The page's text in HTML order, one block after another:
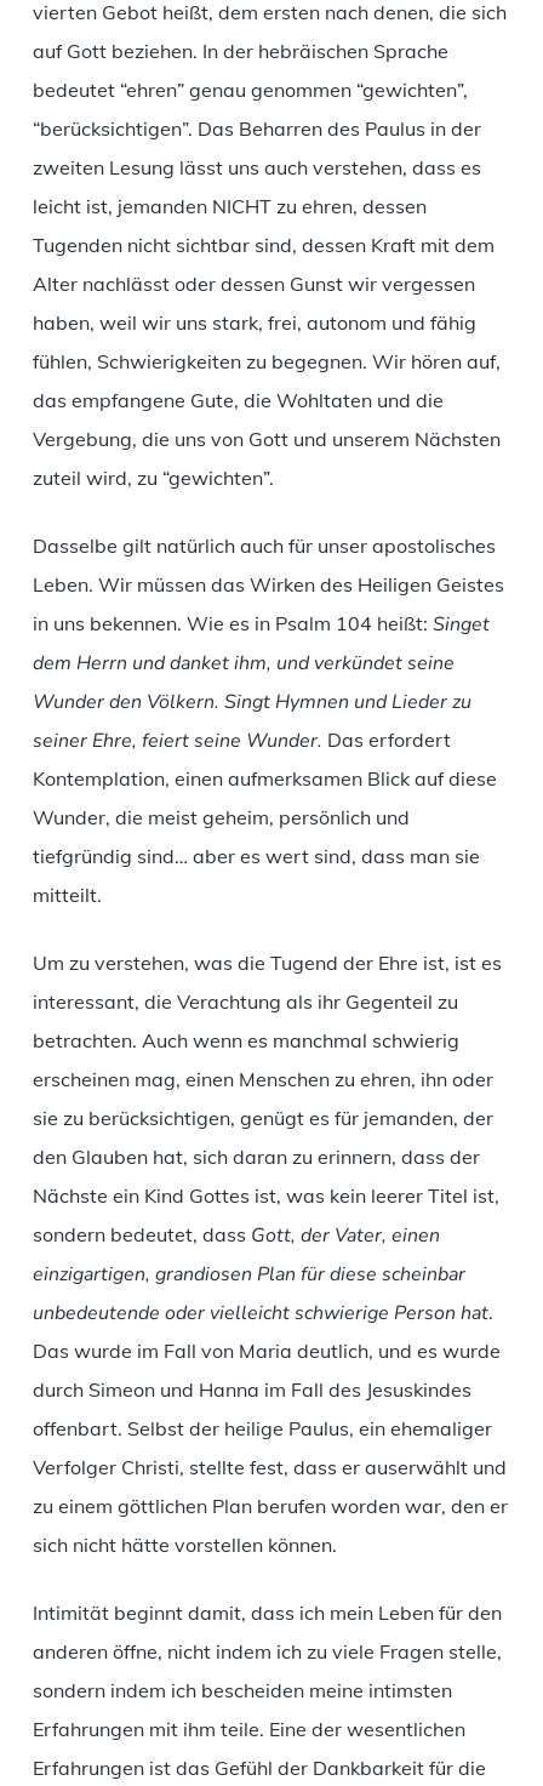
vierten Gebot heißt, dem ersten nach denen, die sich
auf Gott beziehen. In der hebräischen Sprache
bedeutet “ehren” genau genommen “gewichten”,
“berücksichtigen”. Das Beharren des Paulus in der
zweiten Lesung lässt uns auch verstehen, dass es
leicht ist, jemanden NICHT zu ehren, dessen
Tugenden nicht sichtbar sind, dessen Kraft mit dem
Alter nachlässt oder dessen Gunst wir vergessen
haben, weil wir uns stark, frei, autonom und fähig
fühlen, Schwierigkeiten zu begegnen. Wir hören auf,
das empfangene Gute, die Wohltaten und die
Vergebung, die uns von Gott und unserem Nächsten
zuteil wird, zu “gewichten”.
Dasselbe gilt natürlich auch für unser apostolisches
Leben. Wir müssen das Wirken des Heiligen Geistes
in uns bekennen. Wie es in Psalm 104 heißt: Singet
dem Herrn und danket ihm, und verkündet seine
Wunder den Völkern. Singt Hymnen und Lieder zu
seiner Ehre, feiert seine Wunder. Das erfordert
Kontemplation, einen aufmerksamen Blick auf diese
Wunder, die meist geheim, persönlich und
tiefgründig sind… aber es wert sind, dass man sie
mitteilt.
Um zu verstehen, was die Tugend der Ehre ist, ist es
interessant, die Verachtung als ihr Gegenteil zu
betrachten. Auch wenn es manchmal schwierig
erscheinen mag, einen Menschen zu ehren, ihn oder
sie zu berücksichtigen, genügt es für jemanden, der
den Glauben hat, sich daran zu erinnern, dass der
Nächste ein Kind Gottes ist, was kein leerer Titel ist,
sondern bedeutet, dass Gott, der Vater, einen
einzigartigen, grandiosen Plan für diese scheinbar
unbedeutende oder vielleicht schwierige Person hat.
Das wurde im Fall von Maria deutlich, und es wurde
durch Simeon und Hanna im Fall des Jesuskindes
offenbart. Selbst der heilige Paulus, ein ehemaliger
Verfolger Christi, stellte fest, dass er auserwählt und
zu einem göttlichen Plan berufen worden war, den er
sich nicht hätte vorstellen können.
Intimität beginnt damit, dass ich mein Leben für den
anderen öffne, nicht indem ich zu viele Fragen stelle,
sondern indem ich bescheiden meine intimsten
Erfahrungen mit ihm teile. Eine der wesentlichen
Erfahrungen ist das Gefühl der Dankbarkeit für die